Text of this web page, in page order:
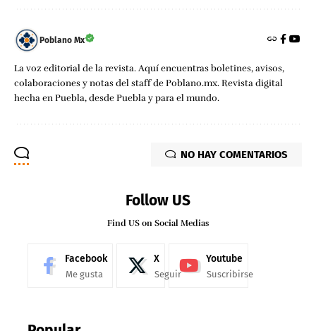
Poblano Mx
La voz editorial de la revista. Aquí encuentras boletines, avisos,
colaboraciones y notas del staff de Poblano.mx. Revista digital
hecha en Puebla, desde Puebla y para el mundo.
NO HAY COMENTARIOS
Follow US
Find US on Social Medias
Facebook
Me gusta
X
Seguir
Youtube
Suscribirse